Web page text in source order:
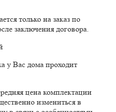
только на заказ по
заключения договора.
у Вас дома проходит
цена комплектации
измениться в